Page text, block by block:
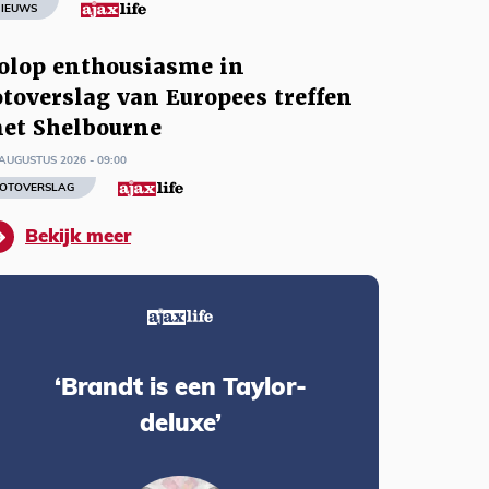
enthousiasme in
van Europees treffen
Shelbourne
2026 - 09:00
Bekijk meer
‘Brandt is een Taylor-
deluxe’